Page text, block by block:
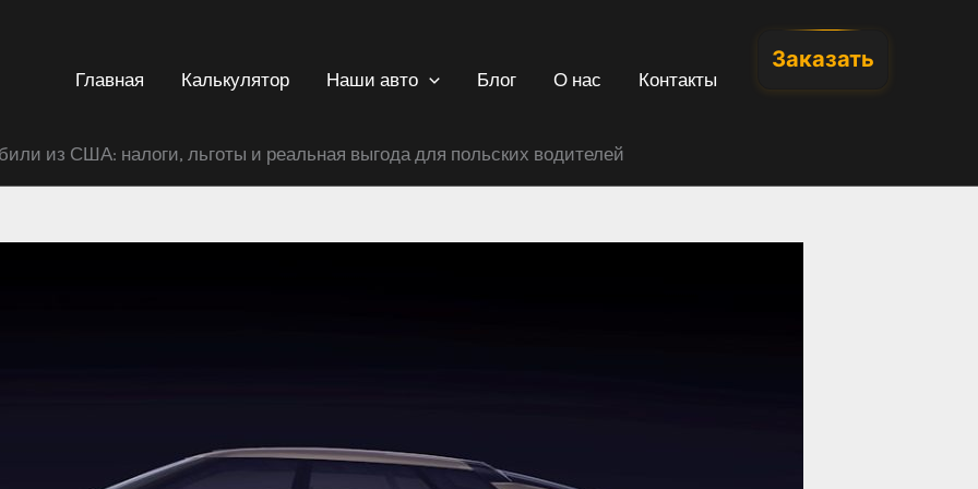
Главная Калькулятор Наши авто Блог О нас Контакты
Заказать
из США: налоги, льготы и реальная выгода для польских водителей